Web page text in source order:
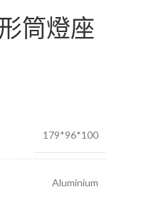
筒燈座
179*96*100
Aluminium